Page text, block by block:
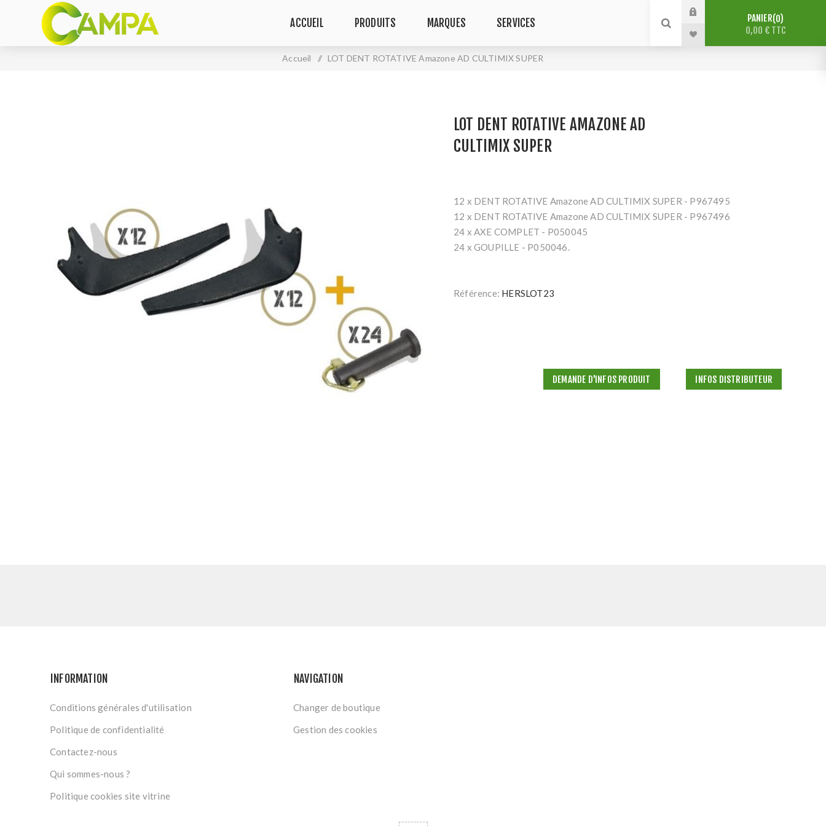
ACCUEIL PRODUITS MARQUES SERVICES PANIER 0
0,00 € TTC
Accueil / LOT DENT ROTATIVE Amazone AD CULTIMIX SUPER
LOT DENT ROTATIVE AMAZONE AD
CULTIMIX SUPER
12 x DENT ROTATIVE Amazone AD CULTIMIX SUPER - P967495
12 x DENT ROTATIVE Amazone AD CULTIMIX SUPER - P967496
24 x AXE COMPLET - P050045
24 x GOUPILLE - P050046.
Référence: HERSLOT23
DEMANDE D'INFOS PRODUIT INFOS DISTRIBUTEUR
INFORMATION
Conditions générales d'utilisation
Politique de confidentialité
Contactez-nous
Qui sommes-nous ?
Politique cookies site vitrine
NAVIGATION
Changer de boutique
Gestion des cookies